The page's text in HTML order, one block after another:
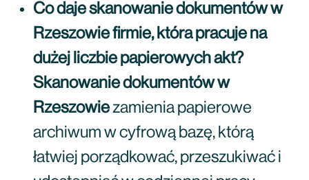
Co daje skanowanie dokumentów w
Rzeszowie firmie, która pracuje na
dużej liczbie papierowych akt?
Skanowanie dokumentów w
Rzeszowiezamienia papierowe
archiwum w cyfrową bazę, którą
łatwiej porządkować, przeszukiwać i